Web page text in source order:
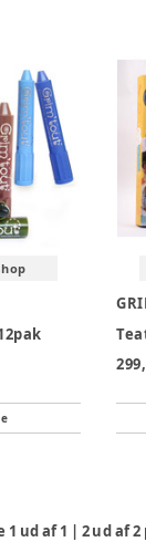
1 ud af1 | 2ud af2